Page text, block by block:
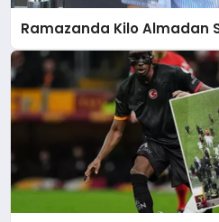
Ramazanda Kilo Almadan